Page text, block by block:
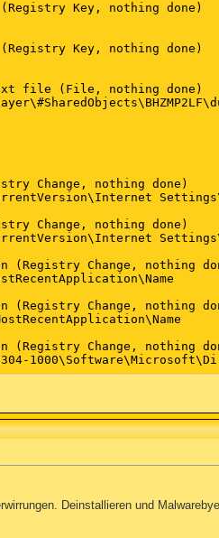
Key, nothing done)
Key, nothing done)
file (File, nothing done)
Change, nothing done)
Change, nothing done)
(Registry Change, nothing
(Registry Change, nothing
(Registry Change, nothing
(Registry Change, nothing
history (Registry Key,
Cache, nothing done)
Deinstallieren und